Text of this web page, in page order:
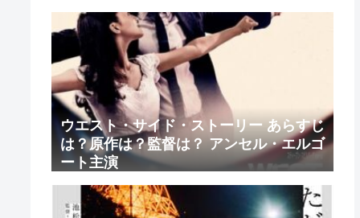
ウエスト・サイド・ストーリー あらすじ
は？原作は？監督は？ アンセル・エルゴ
ート主演